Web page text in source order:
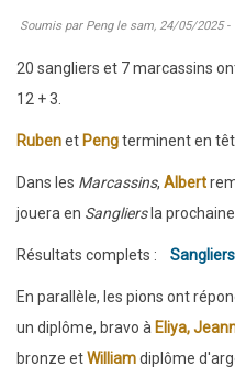
de
clôture
Soumis par Pengle sam, 24/05/2025 -
20 sangliers et 7 marcassins
12 + 3.
RubenetPengterminent en
Dans les Marcassins, Albert
jouera en Sangliersla
Résultats complets : Sangliers
En parallèle, les pions ont
un diplôme, bravo à Eliya,
bronze etWilliamdiplôme